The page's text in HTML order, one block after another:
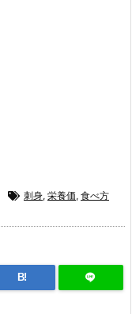
刺身, 栄養価, 食べ方
B!